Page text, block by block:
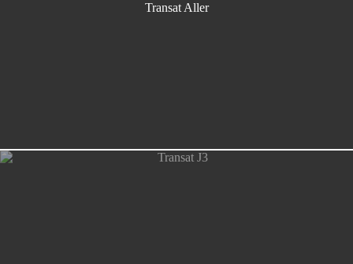
Transat Aller